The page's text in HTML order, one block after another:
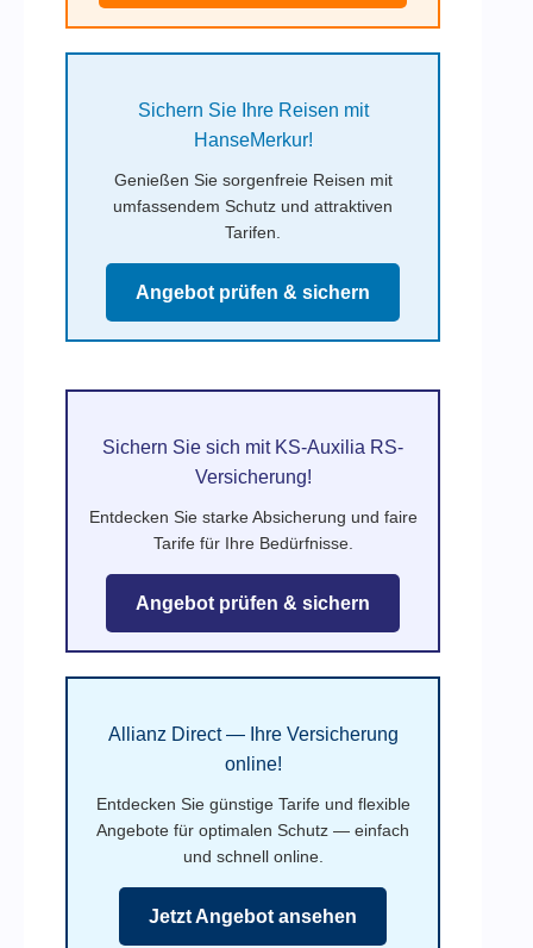
Sichern Sie Ihre Reisen mit
HanseMerkur!
Genießen Sie sorgenfreie Reisen mit
umfassendem Schutz und attraktiven
Tarifen.
Angebot prüfen & sichern
Sichern Sie sich mit KS-Auxilia RS-
Versicherung!
Entdecken Sie starke Absicherung und faire
Tarife für Ihre Bedürfnisse.
Angebot prüfen & sichern
Allianz Direct — Ihre Versicherung
online!
Entdecken Sie günstige Tarife und flexible
Angebote für optimalen Schutz — einfach
und schnell online.
Jetzt Angebot ansehen